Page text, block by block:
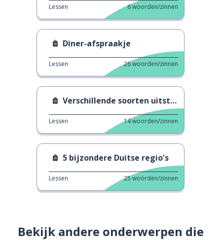
Lessen 6woorden/zinnen
Diner-afspraakje
Lessen 26woorden/zinnen
Verschillende soorten uitstapjes
Lessen 14woorden/zinnen
5 bijzondere Duitse regio's
Lessen 25woorden/zinnen
Bekijk andere onderwerpen die